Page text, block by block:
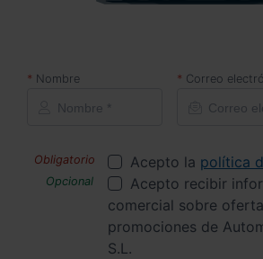
Nombre Correo
Acepto la política
Acepto recibir
comercial sobre
promociones de
S.L.